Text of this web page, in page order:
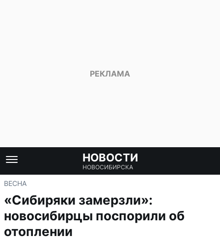
НОВОСТИ
НОВОСИБИРСКА
ВЕСНА
«Сибиряки замерзли»:
новосибирцы поспорили об
отоплении